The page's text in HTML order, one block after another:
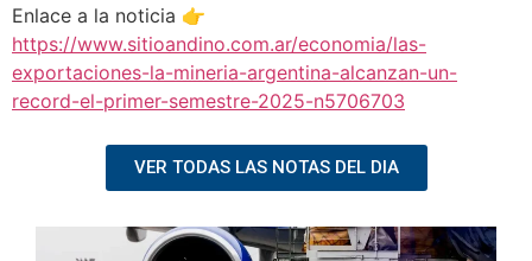
Enlace a la noticia 👉
https://www.sitioandino.com.ar/economia/las-
exportaciones-la-mineria-argentina-alcanzan-un-
record-el-primer-semestre-2025-n5706703
VER TODAS LAS NOTAS DEL DIA